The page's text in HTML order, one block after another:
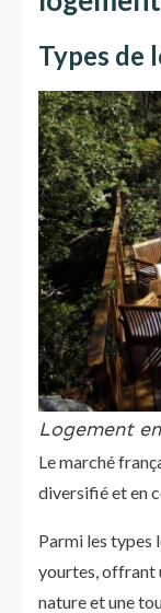
Types de
Logement
Le marché
diversifié et en
Parmi les types
yourtes, offrant
nature et une